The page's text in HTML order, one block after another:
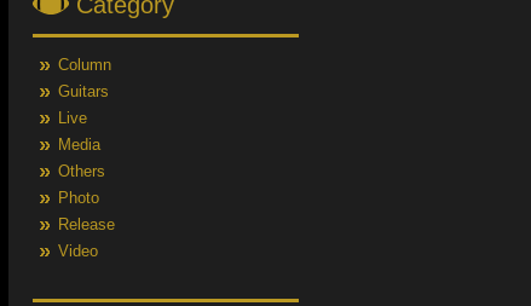
Column
Guitars
Live
Media
Others
Photo
Release
Video